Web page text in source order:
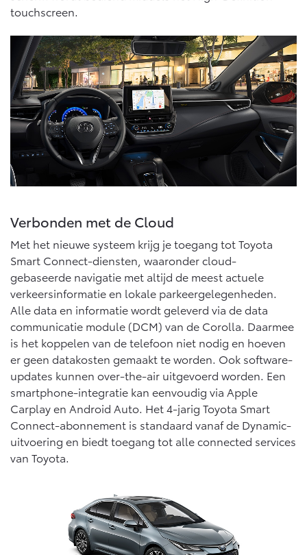
Corolla Cross
HYBRIDE
Vanaf € 39.995,-
Toyota C-HR
OOK ALS PLUG-IN
HYBRIDE
Vanaf € 36.495,-
Vanaf € 37.995,- Vanaf € 49.995,-
bZ4X
BATTERIJ-ELEKTRISCH
Vanaf € 39.995,-
bZ4X Touring
BATTERIJ-ELEKTRISCH
WATERSTOF-ELEKTRISCH
Proace City (excl. BTW)
OOK ALS BATTERIJ-
ELEKTRISCH
10 jaar batterijgarantie
Onderdelen & Accessoires
Onderdelen
Accessoires
Banden
Connected Services
MyToyota login
MyToyota App
Abonnementen
Multimedia
Connected check
Navigatie updates
Laadpas
Energie en slim laden
Verzekeren
Toyota Autoverzekering
Toyota Hybride Autoverzekering
Bedrijfswagens op maat
Financieren of leasen
Verzekeren
touchscreen.
Verbonden met de Cloud
Met het nieuwe systeem krijg je toegang tot Toyota
Smart Connect-diensten, waaronder cloud-
gebaseerde navigatie met altijd de meest actuele
verkeersinformatie en lokale parkeergelegenheden.
Alle data en informatie wordt geleverd via de data
communicatie module (DCM) van de Corolla. Daarmee
is het koppelen van de telefoon niet nodig en hoeven
er geen datakosten gemaakt te worden. Ook software-
updates kunnen over-the-air uitgevoerd worden. Een
smartphone-integratie kan eenvoudig via Apple
Carplay en Android Auto. Het 4-jarig Toyota Smart
Connect-abonnement is standaard vanaf de Dynamic-
uitvoering en biedt toegang tot alle connected services
van Toyota.